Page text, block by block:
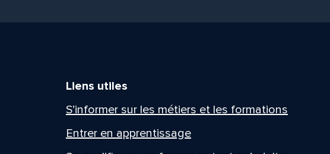
Liens utiles
S’informer sur les métiers et les formations
Entrer en apprentissage